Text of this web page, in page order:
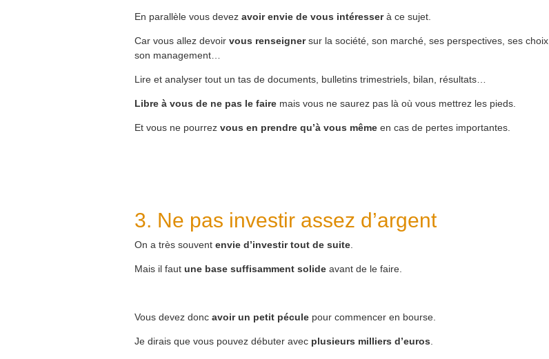
En parallèle vous devez avoir envie de vous intéresserà ce sujet.
Car vous allez devoir vous renseignersur la société, son marché, ses perspectives, ses choix,
son management…
Lire et analyser tout un tas de documents, bulletins trimestriels, bilan, résultats…
Libre à vous de ne pas le fairemais vous ne saurez pas là où vous mettrez les pieds.
Et vous ne pourrez vous en prendre qu’à vous mêmeen cas de pertes importantes.
3. Ne pas investir assez d’argent
On a très souvent envie d’investir tout de suite.
Mais il faut une base suffisamment solideavant de le faire.
Vous devez donc avoir un petit péculepour commencer en bourse.
Je dirais que vous pouvez débuter avec plusieurs milliers d’euros